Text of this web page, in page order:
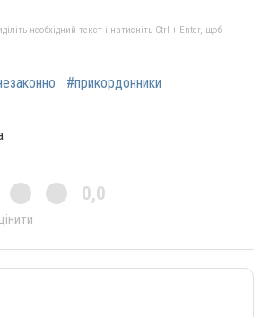
необхідний текст і натисніть Ctrl + Enter, щоб
#прикордонники
0,0